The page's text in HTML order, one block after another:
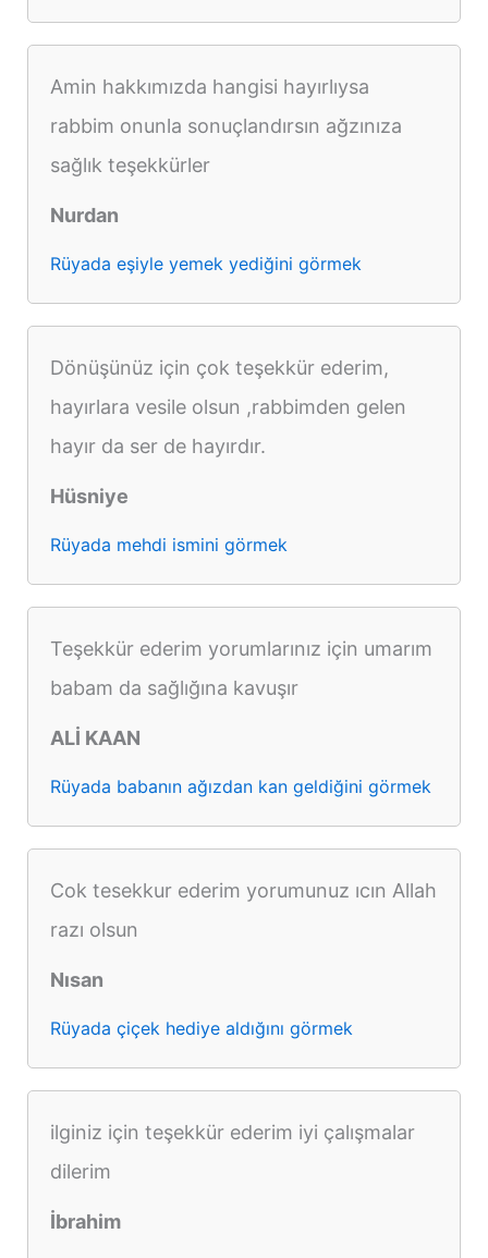
Amin hakkımızda hangisi hayırlıysa
rabbim onunla sonuçlandırsın ağzınıza
sağlık teşekkürler
Nurdan
Rüyada eşiyle yemek yediğini görmek
Dönüşünüz için çok teşekkür ederim,
hayırlara vesile olsun ,rabbimden gelen
hayır da ser de hayırdır.
Hüsniye
Rüyada mehdi ismini görmek
Teşekkür ederim yorumlarınız için umarım
babam da sağlığına kavuşır
ALİ KAAN
Rüyada babanın ağızdan kan geldiğini görmek
Cok tesekkur ederim yorumunuz ıcın Allah
razı olsun
Nısan
Rüyada çiçek hediye aldığını görmek
ilginiz için teşekkür ederim iyi çalışmalar
dilerim
İbrahim